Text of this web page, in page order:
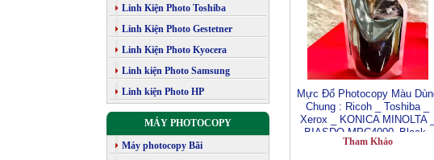
Linh Kiện Photo Toshiba
Linh Kiện Photo Gestetner
Linh Kiện Photo Kyocera
Linh kiện Photo Samsung
Linh kiện Photo HP
MÁY PHOTOCOPY
Máy photocopy Bãi
Mực Đổ Photocopy Màu
Chung : Ricoh _ Toshiba _
Xerox _ KONICA MINOLTA _
BIASDO MPC4000_Black_
Loại túi 500G
Tham Khảo